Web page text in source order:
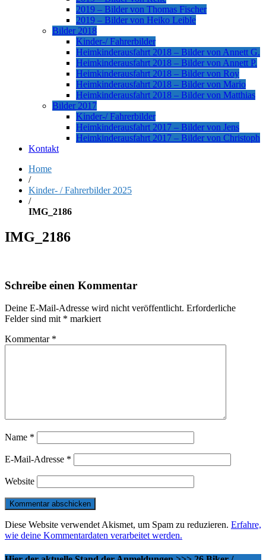
2019 – Bilder von Thomas Fischer
2019 – Bilder von Heiko Leible
Bilder 2018
Kinder-/ Fahrerbilder
Heimkinderausfahrt 2018 – Bilder von Annett G.
Heimkinderausfahrt 2018 – Bilder von Annett P.
Heimkinderausfahrt 2018 – Bilder von Roy
Heimkinderausfahrt 2018 – Bilder von Mario
Heimkinderausfahrt 2018 – Bilder von Matthias
Bilder 2017
Kinder-/ Fahrerbilder
Heimkinderausfahrt 2017 – Bilder von Jens
Heimkinderausfahrt 2017 – Bilder von Christoph
Kontakt
Home
/
Kinder- / Fahrerbilder 2025
/
IMG_2186
IMG_2186
Schreibe einen Kommentar
Deine E-Mail-Adresse wird nicht veröffentlicht. Erforderliche
Felder sind mit * markiert
Kommentar *
Name *
E-Mail-Adresse *
Website
Diese Website verwendet Akismet, um Spam zu reduzieren. Erfahre,
wie deine Kommentardaten verarbeitet werden.